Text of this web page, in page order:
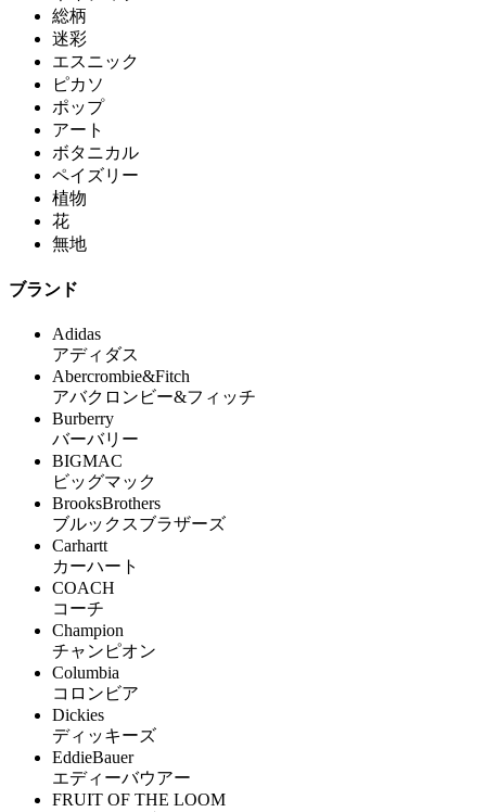
総柄
迷彩
エスニック
ピカソ
ポップ
アート
ボタニカル
ペイズリー
植物
花
無地
ブランド
Adidas
アディダス
Abercrombie&Fitch
アバクロンビー&フィッチ
Burberry
バーバリー
BIGMAC
ビッグマック
BrooksBrothers
ブルックスブラザーズ
Carhartt
カーハート
COACH
コーチ
Champion
チャンピオン
Columbia
コロンビア
Dickies
ディッキーズ
EddieBauer
エディーバウアー
FRUIT OF THE LOOM